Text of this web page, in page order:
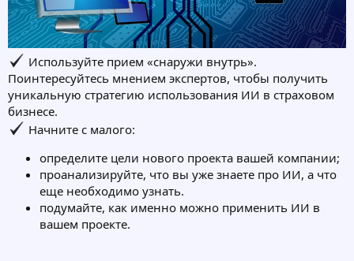
Используйте прием «снаружи внутрь».
Поинтересуйтесь мнением экспертов, чтобы получить
уникальную стратегию использования ИИ в страховом
бизнесе.
Начните с малого:
определите цели нового проекта вашей компании;
проанализируйте, что вы уже знаете про ИИ, а что
еще необходимо узнать.
подумайте, как именно можно применить ИИ в
вашем проекте.